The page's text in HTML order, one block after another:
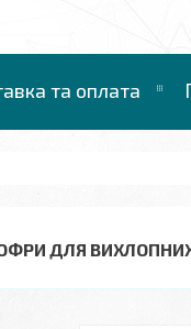
та оплата
ДЛЯ